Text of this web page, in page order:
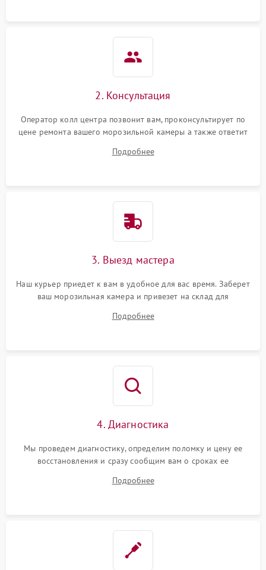
2. Консультация
Оператор колл центра позвонит вам, проконсультирует по
цене ремонта вашего морозильной камеры а также ответит
Подробнее
3. Выезд мастера
Наш курьер приедет к вам в удобное для вас время. Заберет
ваш морозильная камера и привезет на склад для
Подробнее
4. Диагностика
Мы проведем диагностику, определим поломку и цену ее
восстановления и сразу сообщим вам о сроках ее
Подробнее